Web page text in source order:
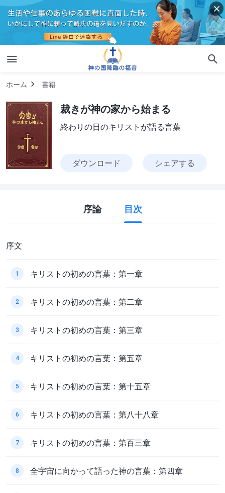
ホーム 書籍
裁きが神の家から始まる
終わりの日のキリストが語る言葉
ダウンロード シェアする
序論 目次
序文
1 キリストの初めの言葉：第一章
2 キリストの初めの言葉：第二章
3 キリストの初めの言葉：第三章
4 キリストの初めの言葉：第五章
5 キリストの初めの言葉：第十五章
6 キリストの初めの言葉：第八十八章
7 キリストの初めの言葉：第百三章
8 全宇宙に向かって語った神の言葉：第四章